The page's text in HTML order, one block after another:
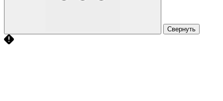
Свернуть